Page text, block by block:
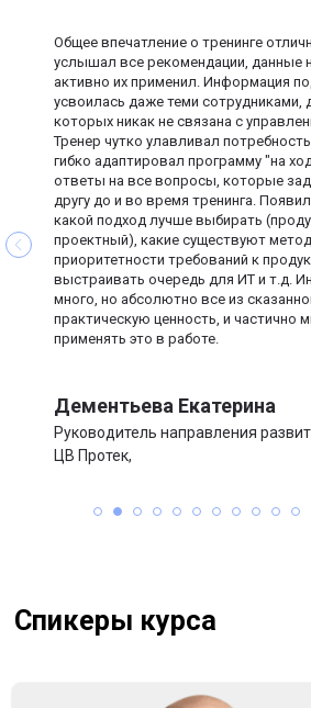
Общее впечатление о тренинге
услышал все рекомендации, данные
активно их применил. Информация
усвоилась даже теми сотрудниками,
которых никак не связана с
Тренер чутко улавливал
гибко адаптировал программу "на
ответы на все вопросы, которые
другу до и во время тренинга.
какой подход лучше выбирать
проектный), какие существуют
приоритетности требований к
выстраивать очередь для ИТ и т.д.
много, но абсолютно все из
практическую ценность, и частично
применять это в работе.
Дементьева Екатерина
Руководитель направления
ЦВ Протек,
программ Women in Tech и Women in Big Data
35 900 ₽
29 900 ₽
Оставить заявку
*за доп. оплату
в рассрочку без переплат
от 2 492 ₽/мес
сессии по вашему проекту
Международный
Стоимость